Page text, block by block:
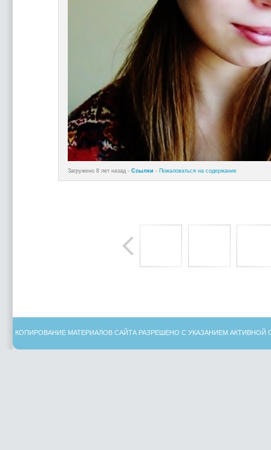
Загружено 8 лет назад - Ссылки - Пожаловаться на содержание
КОПИРОВАНИЕ МАТЕРИАЛОВ САЙТА РАЗРЕШЕНО С УКАЗАНИЕМ АКТИВНОЙ